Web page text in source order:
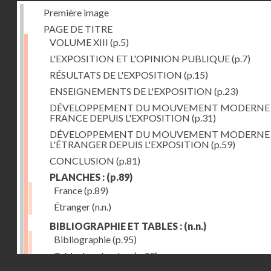
Première image
PAGE DE TITRE
VOLUME XIII (p.5)
L'EXPOSITION ET L'OPINION PUBLIQUE(p.7)
RÉSULTATS DE L'EXPOSITION (p.15)
ENSEIGNEMENTS DE L'EXPOSITION (p.23)
DÉVELOPPEMENT DU MOUVEMENT
FRANCE DEPUIS L'EXPOSITION (p.31)
DÉVELOPPEMENT DU MOUVEMENT
L'ÉTRANGER DEPUIS L'EXPOSITION (p.59)
CONCLUSION (p.81)
PLANCHES : (p.89)
France(p.89)
Étranger(n.n.)
BIBLIOGRAPHIE ET TABLES : (n.n.)
Bibliographie(p.95)
Table des planches(p.99)